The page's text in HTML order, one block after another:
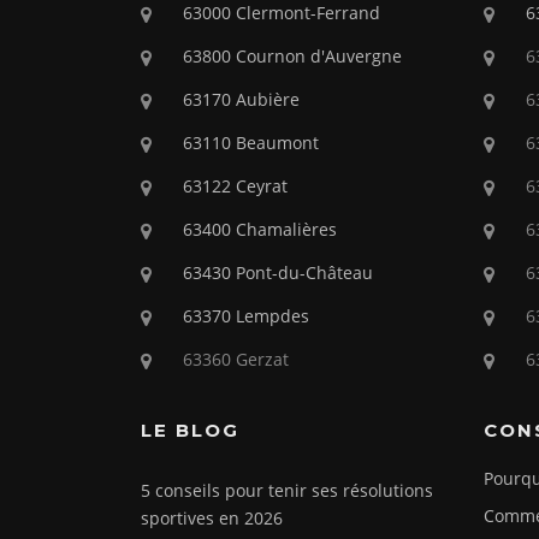
63000 Clermont-Ferrand
63800 Cournon d'Auvergne
63170 Aubière
63110 Beaumont
63122 Ceyrat
63400 Chamalières
63430 Pont-du-Château
63370 Lempdes
63360 Gerzat
LE BLOG
5 conseils pour tenir ses résolutions
sportives en 2026